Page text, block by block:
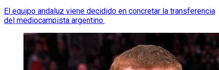
El equipo andaluz viene decidido en concretar la transferencia
del mediocampista argentino.